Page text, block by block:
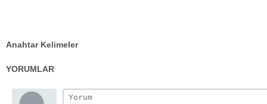
Anahtar Kelimeler
YORUMLAR